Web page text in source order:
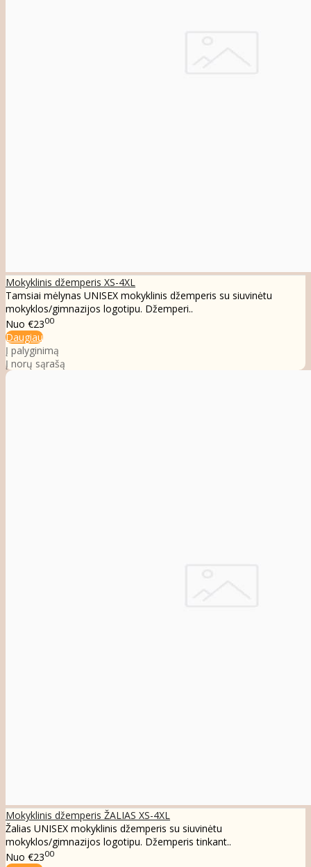
Mokyklinis džemperis XS-4XL
Tamsiai mėlynas UNISEX mokyklinis džemperis su siuvinėtu
mokyklos/gimnazijos logotipu. Džemperi..
Nuo €2300
Daugiau
Į palyginimą
Į norų sąrašą
Mokyklinis džemperis ŽALIAS XS-4XL
Žalias UNISEX mokyklinis džemperis su siuvinėtu
mokyklos/gimnazijos logotipu. Džemperis tinkant..
Nuo €2300